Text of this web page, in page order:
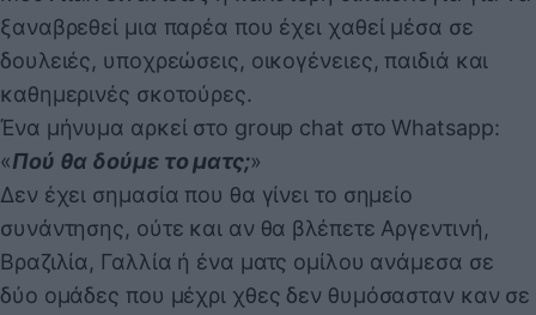
ξαναβρεθεί μια παρέα που έχει χαθεί μέσα σε
δουλειές, υποχρεώσεις, οικογένειες, παιδιά και
καθημερινές σκοτούρες.
Ένα μήνυμα αρκεί στο group chat στο Whatsapp:
«Πού θα δούμε το ματς;»
Δεν έχει σημασία που θα γίνει το σημείο
συνάντησης, ούτε και αν θα βλέπετε Αργεντινή,
Βραζιλία, Γαλλία ή ένα ματς ομίλου ανάμεσα σε
δύο ομάδες που μέχρι χθες δεν θυμόσασταν καν σε